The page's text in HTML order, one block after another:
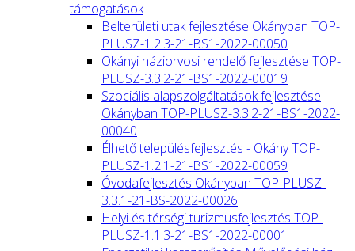
támogatások
Belterületi utak fejlesztése Okányban TOP-
PLUSZ-1.2.3-21-BS1-2022-00050
Okányi háziorvosi rendelő fejlesztése TOP-
PLUSZ-3.3.2-21-BS1-2022-00019
Szociális alapszolgáltatások fejlesztése
Okányban TOP-PLUSZ-3.3.2-21-BS1-2022-
00040
Élhető településfejlesztés - Okány TOP-
PLUSZ-1.2.1-21-BS1-2022-00059
Óvodafejlesztés Okányban TOP-PLUSZ-
3.3.1-21-BS-2022-00026
Helyi és térségi turizmusfejlesztés TOP-
PLUSZ-1.1.3-21-BS1-2022-00001